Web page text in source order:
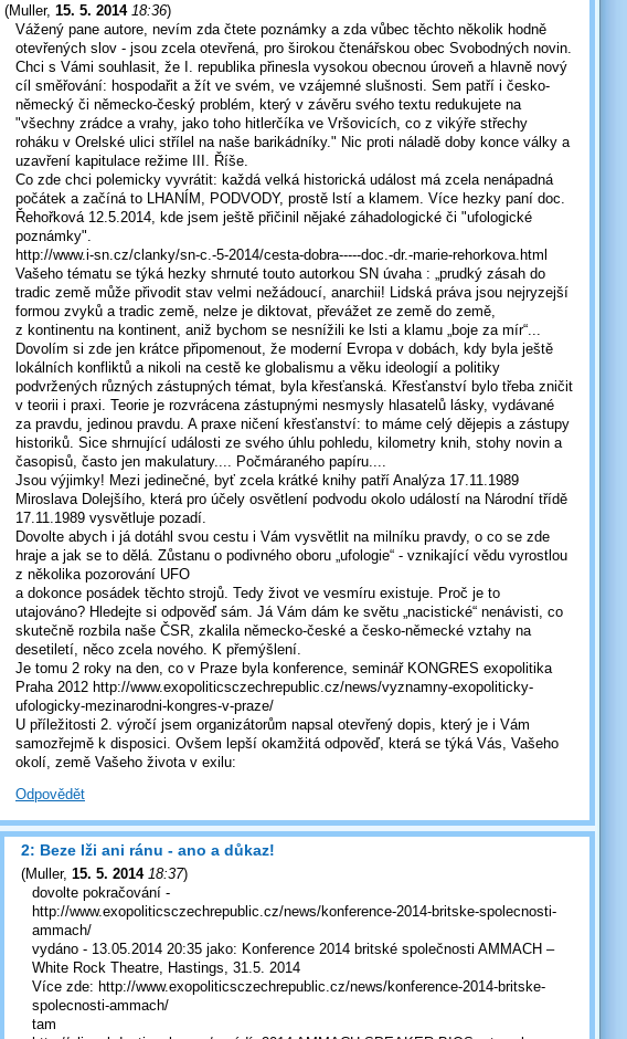
(Muller, 15. 5. 2014 18:36)
Vážený pane autore, nevím zda čtete poznámky a zda vůbec těchto několik hodně
otevřených slov - jsou zcela otevřená, pro širokou čtenářskou obec Svobodných novin.
Chci s Vámi souhlasit, že I. republika přinesla vysokou obecnou úroveň a hlavně nový
cíl směřování: hospodařit a žít ve svém, ve vzájemné slušnosti. Sem patří i česko-
německý či německo-český problém, který v závěru svého textu redukujete na
"všechny zrádce a vrahy, jako toho hitlerčíka ve Vršovicích, co z vikýře střechy
roháku v Orelské ulici střílel na naše barikádníky." Nic proti náladě doby konce války a
uzavření kapitulace režime III. Říše.
Co zde chci polemicky vyvrátit: každá velká historická událost má zcela nenápadná
počátek a začíná to LHANÍM, PODVODY, prostě lstí a klamem. Více hezky paní doc.
Řehořková 12.5.2014, kde jsem ještě přičinil nějaké záhadologické či "ufologické
poznámky".
http://www.i-sn.cz/clanky/sn-c.-5-2014/cesta-dobra-----doc.-dr.-marie-rehorkova.html
Vašeho tématu se týká hezky shrnuté touto autorkou SN úvaha : „prudký zásah do
tradic země může přivodit stav velmi nežádoucí, anarchii! Lidská práva jsou nejryzejší
formou zvyků a tradic země, nelze je diktovat, převážet ze země do země,
z kontinentu na kontinent, aniž bychom se nesnížili ke lsti a klamu „boje za mír“...
Dovolím si zde jen krátce připomenout, že moderní Evropa v dobách, kdy byla ještě
lokálních konfliktů a nikoli na cestě ke globalismu a věku ideologií a politiky
podvržených různých zástupných témat, byla křesťanská. Křesťanství bylo třeba zničit
v teorii i praxi. Teorie je rozvrácena zástupnými nesmysly hlasatelů lásky, vydávané
za pravdu, jedinou pravdu. A praxe ničení křesťanství: to máme celý dějepis a zástupy
historiků. Sice shrnující události ze svého úhlu pohledu, kilometry knih, stohy novin a
časopisů, často jen makulatury.... Počmáraného papíru....
Jsou výjimky! Mezi jedinečné, byť zcela krátké knihy patří Analýza 17.11.1989
Miroslava Dolejšího, která pro účely osvětlení podvodu okolo událostí na Národní třídě
17.11.1989 vysvětluje pozadí.
Dovolte abych i já dotáhl svou cestu i Vám vysvětlit na milníku pravdy, o co se zde
hraje a jak se to dělá. Zůstanu o podivného oboru „ufologie“ - vznikající vědu vyrostlou
z několika pozorování UFO
a dokonce posádek těchto strojů. Tedy život ve vesmíru existuje. Proč je to
utajováno? Hledejte si odpověď sám. Já Vám dám ke světu „nacistické“ nenávisti, co
skutečně rozbila naše ČSR, zkalila německo-české a česko-německé vztahy na
desetiletí, něco zcela nového. K přemýšlení.
Je tomu 2 roky na den, co v Praze byla konference, seminář KONGRES exopolitika
Praha 2012 http://www.exopoliticsczechrepublic.cz/news/vyznamny-exopoliticky-
ufologicky-mezinarodni-kongres-v-praze/
U příležitosti 2. výročí jsem organizátorům napsal otevřený dopis, který je i Vám
samozřejmě k disposici. Ovšem lepší okamžitá odpověď, která se týká Vás, Vašeho
okolí, země Vašeho života v exilu:
Odpovědět
2: Beze lži ani ránu - ano a důkaz!
(Muller, 15. 5. 2014 18:37)
dovolte pokračování -
http://www.exopoliticsczechrepublic.cz/news/konference-2014-britske-spolecnosti-
ammach/
vydáno - 13.05.2014 20:35 jako: Konference 2014 britské společnosti AMMACH –
White Rock Theatre, Hastings, 31.5. 2014
Více zde: http://www.exopoliticsczechrepublic.cz/news/konference-2014-britske-
spolecnosti-ammach/
tam